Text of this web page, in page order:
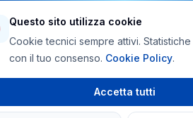
Canale WhatsApp
Telegram Toscana Futsal
Questo sito utilizza cookie
Cookie tecnici sempre attivi.
con il tuo consenso. Cookie Policy.
Accetta tutti